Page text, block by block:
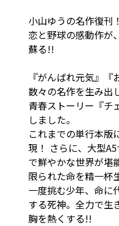
小山ゆうの名作復刊！
恋と野球の感動作が
蘇る!!
『がんばれ元気』『
数々の名作を生み出
青春ストーリー『チ
しました。
これまでの単行本版
現！ さらに、大型
で鮮やかな世界が堪
限られた命を精一杯
一度挑む少年、命に
する死神。全力で生
胸を熱くする!!